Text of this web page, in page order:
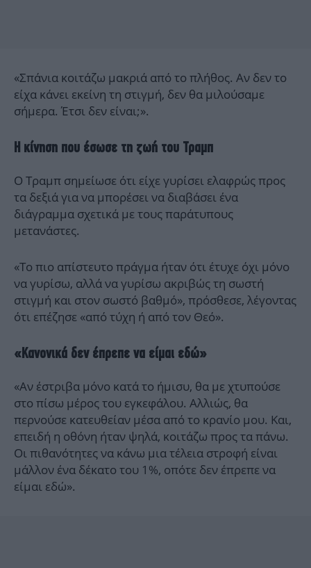
«Σπάνια κοιτάζω μακριά από το πλήθος. Αν δεν το
είχα κάνει εκείνη τη στιγμή, δεν θα μιλούσαμε
σήμερα. Έτσι δεν είναι;».
Η κίνηση που έσωσε τη ζωή του Τραμπ
Ο Τραμπ σημείωσε ότι είχε γυρίσει ελαφρώς προς
τα δεξιά για να μπορέσει να διαβάσει ένα
διάγραμμα σχετικά με τους παράτυπους
μετανάστες.
«Το πιο απίστευτο πράγμα ήταν ότι έτυχε όχι μόνο
να γυρίσω, αλλά να γυρίσω ακριβώς τη σωστή
στιγμή και στον σωστό βαθμό», πρόσθεσε, λέγοντας
ότι επέζησε «από τύχη ή από τον Θεό».
«Κανονικά δεν έπρεπε να είμαι εδώ»
«Αν έστριβα μόνο κατά το ήμισυ, θα με χτυπούσε
στο πίσω μέρος του εγκεφάλου. Αλλιώς, θα
περνούσε κατευθείαν μέσα από το κρανίο μου. Και,
επειδή η οθόνη ήταν ψηλά, κοιτάζω προς τα πάνω.
Οι πιθανότητες να κάνω μια τέλεια στροφή είναι
μάλλον ένα δέκατο του 1%, οπότε δεν έπρεπε να
είμαι εδώ».